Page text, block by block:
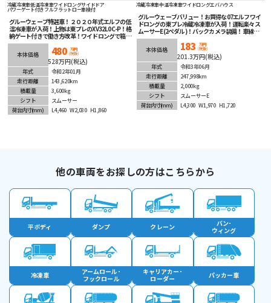
冷蔵冷凍車低温冷凍車ワイドロングサイドドア
パワーゲート付きフルフラットロー車検付
グルーウェーブ特選車！２０２０年式エルフの低
温冷凍車が入荷！上物は東プレのXV32L0C-P！格
納ゲート付きで働き方改革！ワイドロングで箱内
広々！フルフラットローで積み降ろし楽々！嬉し
い車検付き！汎用性の高い左サイドドア付き！ラ
ッシングレールは2段！安全装備充実！バックカ
メラで後退時も安心！オートマチックなのでマニ
ュアルに不慣れな方でも楽々運転！こんな冷凍車
が欲しかった！理想をかなえる1台！
本体価格 480 万円
(税抜)
528万円(税込)
年式
令和2年01月
走行距離
143,620km
積載量
3,600kg
シフト
スムーサー
荷台内寸(mm) L4,460 W2,030 H1,860
冷蔵冷凍車中温冷凍車ワイドロングエバハウス
グルーウェーブバリュー！お買得な07エルフワイ
ドロングの東プレ冷蔵冷凍車が入荷！運転楽々ス
ムーサーE(2ペダル)！バックカメラ装備！車線逸
脱機能等安全装備充実でオススメ！
本体価格 183 万円
(税抜)
201.3万円(税込)
年式
令和3年06月
走行距離
247,998km
積載量
2,000kg
シフト
スムーサーE
荷台内寸(mm) L4,300 W1,970 H1,720
他の車両をお探しの方はこちらから
平ボディ ダンプ クレーン
バン･
ウィング
冷凍車
アームロール･
フックロール
キャリアカー･
ローダー
パッカー車